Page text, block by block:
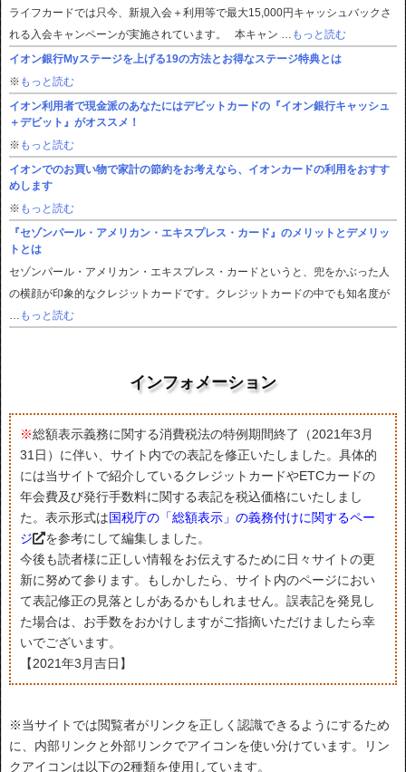
ライフカードでは只今、新規入会＋利用等で最大15,000円キャッシュバックさ
れる入会キャンペーンが実施されています。 本キャン …
もっと読む
イオン銀行Myステージを上げる19の方法とお得なステージ特典とは
※ もっと読む
イオン利用者で現金派のあなたにはデビットカードの『イオン銀行キャッシュ
＋デビット』がオススメ！
※ もっと読む
イオンでのお買い物で家計の節約をお考えなら、イオンカードの利用をおすす
めします
※ もっと読む
『セゾンパール・アメリカン・エキスプレス・カード』のメリットとデメリッ
トとは
セゾンパール・アメリカン・エキスプレス・カードというと、兜をかぶった人
の横顔が印象的なクレジットカードです。クレジットカードの中でも知名度が
もっと読む
インフォメーション
※総額表示義務に関する消費税法の特例期間終了（2021年3月
31日）に伴い、サイト内での表記を修正いたしました。具体的
には当サイトで紹介しているクレジットカードやETCカードの
年会費及び発行手数料に関する表記を税込価格にいたしまし
た。表示形式は国税庁の「総額表示」の義務付けに関するペー
ジ
を参考にして編集しました。
今後も読者様に正しい情報をお伝えするために日々サイトの更
新に努めて参ります。もしかしたら、サイト内のページにおい
て表記修正の見落としがあるかもしれません。誤表記を発見し
た場合は、お手数をおかけしますがご指摘いただけましたら幸
いでございます。
【2021年3月吉日】
※当サイトでは閲覧者がリンクを正しく認識できるようにするため
に、内部リンクと外部リンクでアイコンを使い分けています。リン
クアイコンは以下の2種類を使用しています。